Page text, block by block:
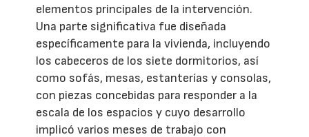
elementos principales de la intervención.
Una parte significativa fue diseñada
específicamente para la vivienda, incluyendo
los cabeceros de los siete dormitorios, así
como sofás, mesas, estanterías y consolas,
con piezas concebidas para responder a la
escala de los espacios y cuyo desarrollo
implicó varios meses de trabajo con